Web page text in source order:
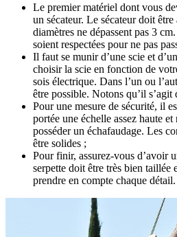
Le premier matériel dont vous
un sécateur. Le sécateur doit
diamètres ne dépassent pas 3
soient respectées pour ne pas
Il faut se munir d’une scie et
choisir la scie en fonction de
sois électrique. Dans l’un ou
être possible. Notons qu’il s’agit
Pour une mesure de sécurité, il
portée une échelle assez haute
posséder un échafaudage. Les
être solides ;
Pour finir, assurez-vous d’avoir
serpette doit être très bien taillée
prendre en compte chaque détail.